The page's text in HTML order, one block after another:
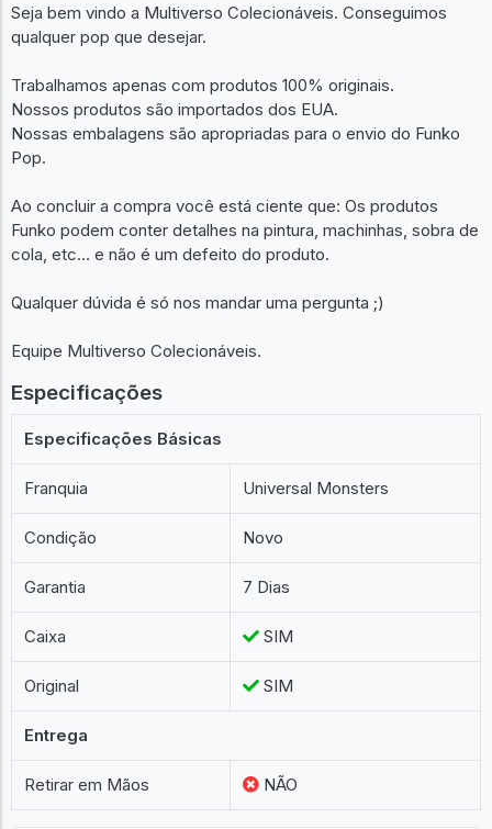
Seja bem vindo a Multiverso Colecionáveis. Conseguimos
qualquer pop que desejar.
Trabalhamos apenas com produtos 100% originais.
Nossos produtos são importados dos EUA.
Nossas embalagens são apropriadas para o envio do Funko
Pop.
Ao concluir a compra você está ciente que: Os produtos
Funko podem conter detalhes na pintura, machinhas, sobra de
cola, etc... e não é um defeito do produto.
Qualquer dúvida é só nos mandar uma pergunta ;)
Equipe Multiverso Colecionáveis.
Especificações
Especificações Básicas
Franquia Universal Monsters
Condição Novo
Garantia 7 Dias
Caixa SIM
Original SIM
Entrega
Retirar em Mãos NÃO